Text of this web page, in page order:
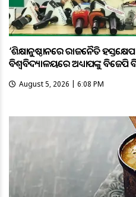
‘ଶିକ୍ଷାନୁଷ୍ଠାନରେ ରାଜନୈତିକ ହସ୍ତକ୍ଷେପ
ବିଶ୍ୱବିଦ୍ୟାଳୟରେ ଅଧ୍ୟାପକଙ୍କୁ ବିଜେପି
August 5, 2026 | 6:08 PM